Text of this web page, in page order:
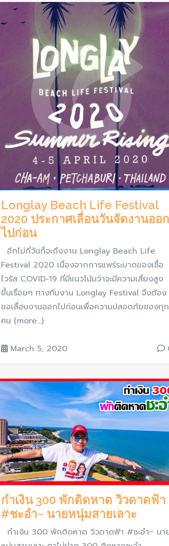
Longlay Beach Life Festival
2020 ประกาศเลื่อนวันจัดงานออก
ไปก่อน
อีกไม่กี่วันก็จะถึงงาน Longlay Beach Life
Festival 2020 เนื่องจากการแพร่ระบาดของเชื้อ
ไวรัส COVID-19 ที่มีแนวโน้มว่าจะมีความเสี่ยงสูง
ขึ้นเรื่อยๆ ทางทีมงาน Longlay Festival จึงต้อง
ขอเลื่อนงานออกไปก่อนเพื่อความปลอดภัยของทุก
คน (more…)
March 5, 2020
กำเงิน 300 พักติดหาด วิวดาดฟ้า
#ชะอำ~ นายหนุ่มสายเลาะ
กำเงิน 300 พักติดหาด วิวดาดฟ้า #ชะอำ~ นา